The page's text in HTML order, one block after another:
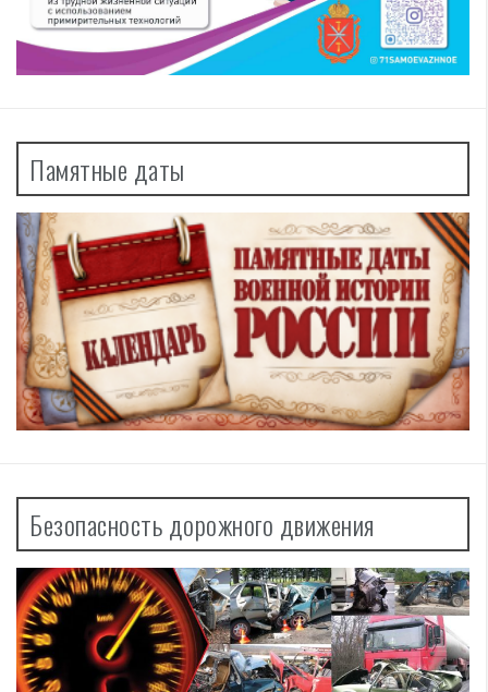
Памятные даты
Безопасность дорожного движения